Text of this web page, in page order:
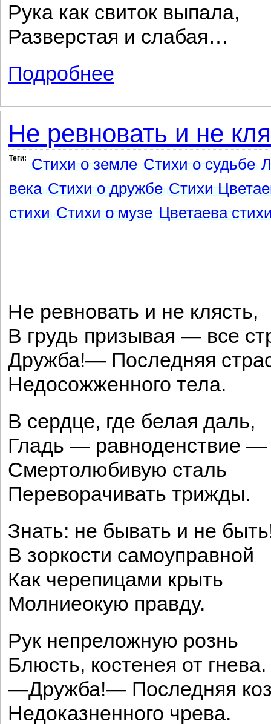
Рука как свиток выпала,
Разверстая и слабая…
Подробнее
Не ревновать и не
Теги: Стихи о земле Стихи о судьбе
века Стихи о дружбе Стихи
стихи Стихи о музе Цветаева
Не ревновать и не клясть,
В грудь призывая — все
Дружба!— Последняя
Недосожженного тела.
В сердце, где белая даль,
Гладь — равноденствие
Смертолюбивую сталь
Переворачивать трижды.
Знать: не бывать и не
В зоркости самоуправной
Как черепицами крыть
Молниеокую правду.
Рук непреложную рознь
Блюсть, костенея от гнева.
—Дружба!— Последняя
Недоказненного чрева.